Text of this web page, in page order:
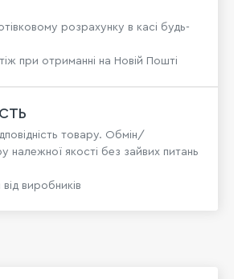
розрахунку в касі будь-
при отриманні на Новій Пошті
товару. Обмін/
належної якості без зайвих питань
від виробників